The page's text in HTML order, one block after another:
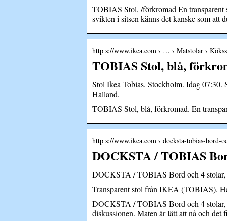
TOBIAS Stol, /förkromad En transparent
svikten i sitsen känns det kanske som att
http s://www.ikea.com › … › Matstolar ›
TOBIAS Stol, blå,
Stol Ikea Tobias. Stockholm. Idag
Halland.
TOBIAS Stol, blå, förkromad. En
http s://www.ikea.com › docksta-tobias-bord-
DOCKSTA / TOBIAS
DOCKSTA / TOBIAS Bord och 4
Transparent stol från IKEA (TOBIAS).
DOCKSTA / TOBIAS Bord och 4 stolar,
diskussionen. Maten är lätt att nå och